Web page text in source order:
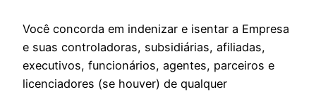
Você concorda em indenizar e isentar a Empresa
e suas controladoras, subsidiárias, afiliadas,
executivos, funcionários, agentes, parceiros e
licenciadores (se houver) de qualquer